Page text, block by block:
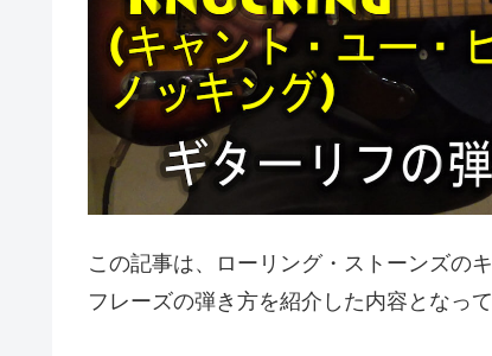
この記事は、ローリング・ストーンズの
フレーズの弾き方を紹介した内容となって